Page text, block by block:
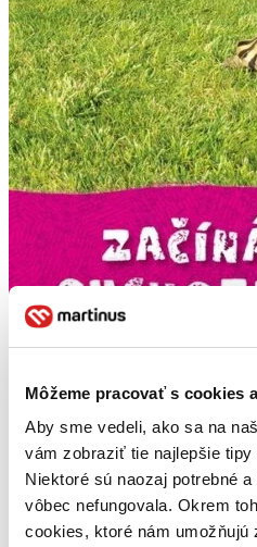
Môžeme pracovať s cookies
Aby sme vedeli, ako sa na
vám zobraziť tie najlepšie
Niektoré sú naozaj potrebné
vôbec nefungovala. Okrem
cookies, ktoré nám
Začínáme se suchozemskými
CZ